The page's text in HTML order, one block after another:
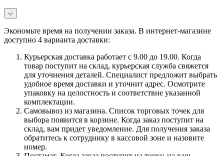
Экономьте время на получении заказа. В интернет-магазине
доступно 4 варианта доставки:
Курьерская доставка работает с 9.00 до 19.00. Когда
товар поступит на склад, курьерская служба свяжется
для уточнения деталей. Специалист предложит выбрать
удобное время доставки и уточнит адрес. Осмотрите
упаковку на целостность и соответствие указанной
комплектации.
Самовывоз из магазина. Список торговых точек для
выбора появится в корзине. Когда заказ поступит на
склад, вам придет уведомление. Для получения заказа
обратитесь к сотруднику в кассовой зоне и назовите
номер.